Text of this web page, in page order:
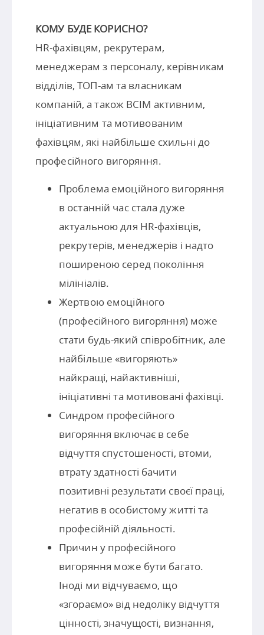
КОМУ БУДЕ КОРИСНО?
HR-фахівцям, рекрутерам,
менеджерам з персоналу, керівникам
відділів, ТОП-ам та власникам
компаній, а також ВСІМ активним,
ініціативним та мотивованим
фахівцям, які найбільше схильні до
професійного вигоряння.
Проблема емоційного вигоряння
в останній час стала дуже
актуальною для HR-фахівців,
рекрутерів, менеджерів і надто
поширеною серед покоління
мілініалів.
Жертвою емоційного
(професійного вигоряння) може
стати будь-який співробітник, але
найбільше «вигоряють»
найкращі, найактивніші,
ініціативні та мотивовані фахівці.
Синдром професійного
вигоряння включає в себе
відчуття спустошеності, втоми,
втрату здатності бачити
позитивні результати своєї праці,
негатив в особистому житті та
професійній діяльності.
Причин у професійного
вигоряння може бути багато.
Іноді ми відчуваємо, що
«згораємо» від недоліку відчуття
цінності, значущості, визнання,